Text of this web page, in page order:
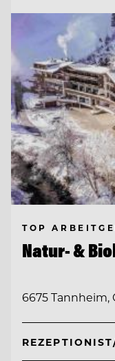
TOP
Natur- &
6675 Tannheim,